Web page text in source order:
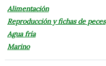
Alimentación
Reproducción y fichas de peces
Agua fría
Marino